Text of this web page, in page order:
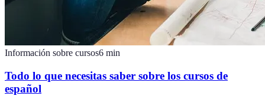
Información sobre cursos6 min
Todo lo que necesitas saber sobre los cursos de
español